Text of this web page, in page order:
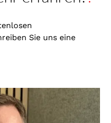
Sie uns eine